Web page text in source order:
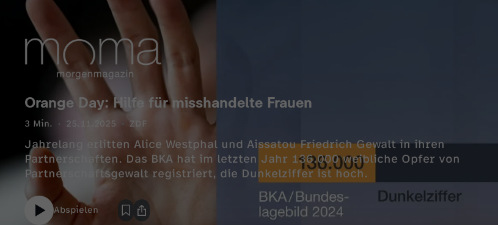
Orange Day: Hilfe für misshandelte Frauen
3 Min. 25.11.2025 ZDF
Jahrelang erlitten Alice Westphal und Aissatou Friedrich Gewalt in ihren
Partnerschaften. Das BKA hat im letzten Jahr 136.000 weibliche Opfer von
Partnerschaftsgewalt registriert, die Dunkelziffer ist hoch.
Abspielen